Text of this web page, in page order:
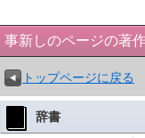
事新しのページの著
トップページに戻る
辞書